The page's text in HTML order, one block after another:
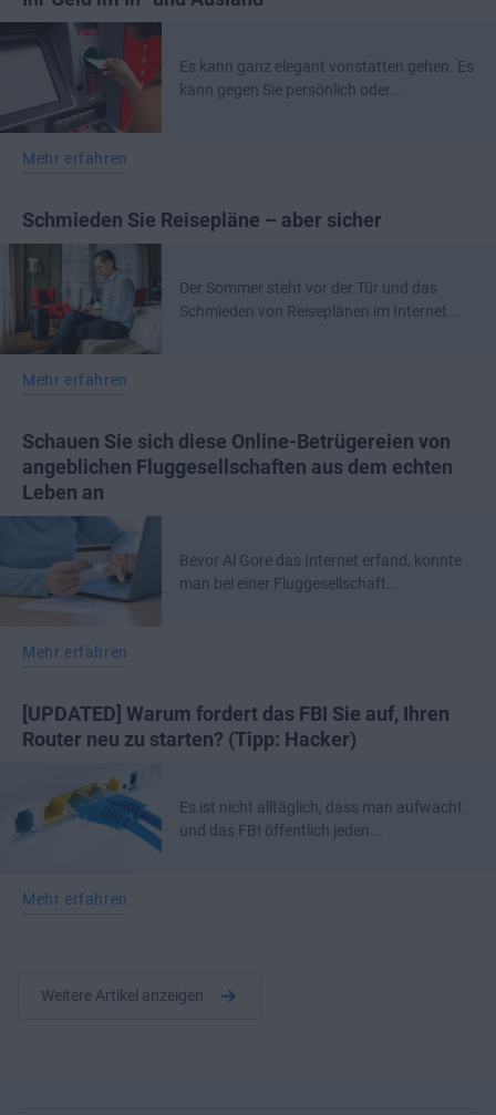
Es kann ganz elegant vonstatten gehen. Es
kann gegen Sie persönlich oder...
Mehr erfahren
Schmieden Sie Reisepläne – aber sicher
Der Sommer steht vor der Tür und das
Schmieden von Reiseplänen im Internet...
Mehr erfahren
Schauen Sie sich diese Online-Betrügereien von
angeblichen Fluggesellschaften aus dem echten
Leben an
Bevor Al Gore das Internet erfand, konnte
man bei einer Fluggesellschaft...
Mehr erfahren
[UPDATED] Warum fordert das FBI Sie auf, Ihren
Router neu zu starten? (Tipp: Hacker)
Es ist nicht alltäglich, dass man aufwacht
und das FBI öffentlich jeden...
Mehr erfahren
Weitere Artikel anzeigen